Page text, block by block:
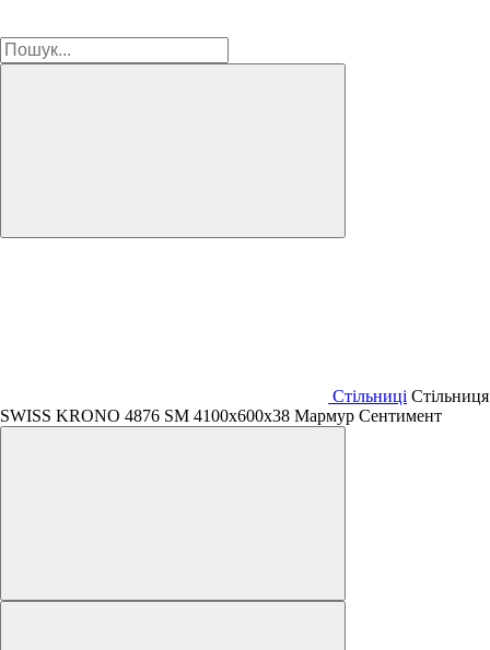
Стільниці Стільниця
SWISS KRONO 4876 SМ 4100х600х38 Мармур Сентимент